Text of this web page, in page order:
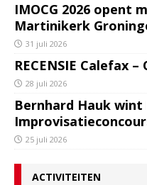
IMOCG 2026 opent
Martinikerk
31 juli 2026
RECENSIE Calefax
28 juli 2026
Bernhard Hauk
25 juli 2026
ACTIVITEITEN